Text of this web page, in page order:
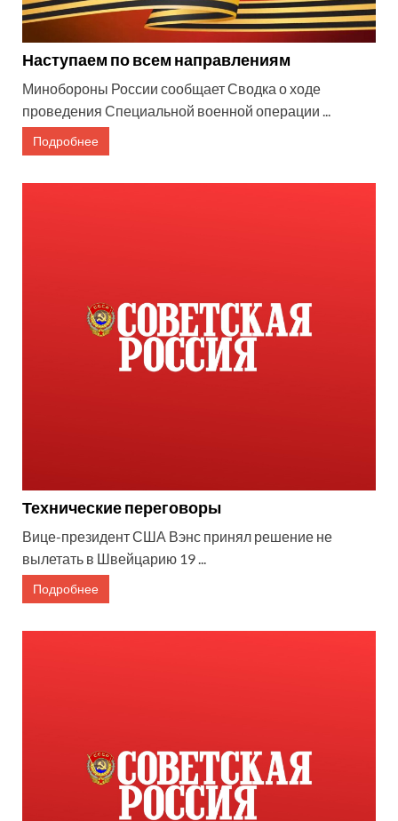
Наступаем по всем направлениям
Минобороны России сообщает Сводка о ходе
проведения Специальной военной операции ...
Подробнее
Технические переговоры
Вице-президент США Вэнс принял решение не
вылетать в Швейцарию 19 ...
Подробнее